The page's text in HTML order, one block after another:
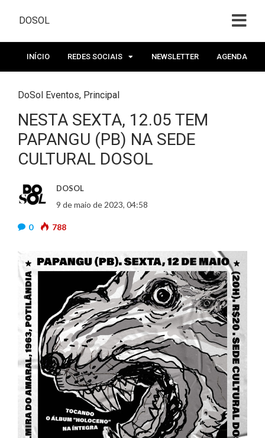
DOSOL
INÍCIO REDES SOCIAIS NEWSLETTER AGENDA
DoSol Eventos, Principal
NESTA SEXTA, 12.05 TEM
PAPANGU (PB) NA SEDE
CULTURAL DOSOL
DOSOL
9 de maio de 2023, 04:58
0 788